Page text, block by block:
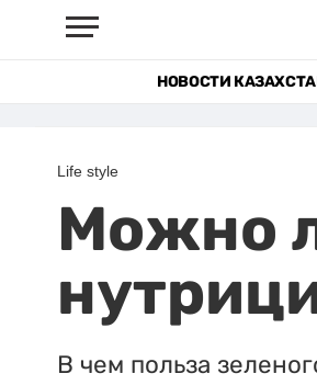
НОВОСТИ
Life style
Можно
В чем польза